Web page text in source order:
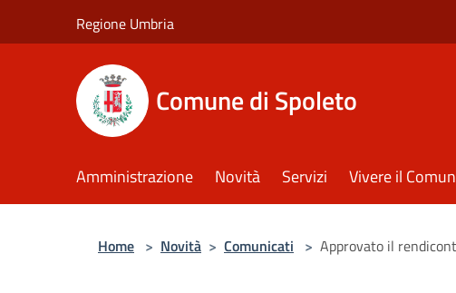
Regione Umbria
Comune di Spoleto
Amministrazione Novità Servizi Vivere il
Home > Novità > Comunicati > Approvato il